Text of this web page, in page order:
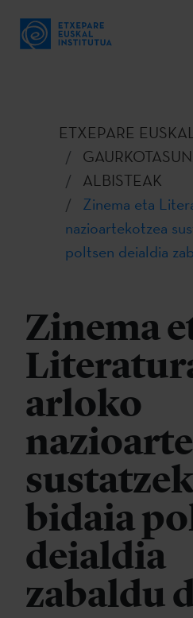
ETXEPARE
ALBISTEAK
Zinema eta
nazioartekotzea
poltsen deialdia
Zinema
arloko
bidaia
deialdia
zabaldu